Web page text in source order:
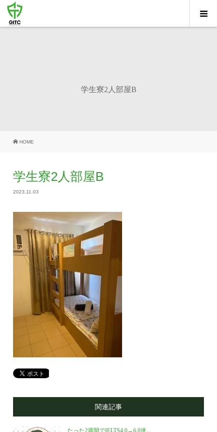
学生寮2人部屋B
HOME
学生寮2人部屋B
2023.11.03
関連記事
たった2週間でIELTS4.0→6.0達...